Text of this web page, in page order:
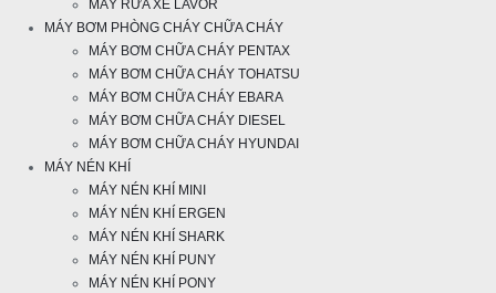
MÁY RỬA XE LAVOR
MÁY BƠM PHÒNG CHÁY CHỮA CHÁY
MÁY BƠM CHỮA CHÁY PENTAX
MÁY BƠM CHỮA CHÁY TOHATSU
MÁY BƠM CHỮA CHÁY EBARA
MÁY BƠM CHỮA CHÁY DIESEL
MÁY BƠM CHỮA CHÁY HYUNDAI
MÁY NÉN KHÍ
MÁY NÉN KHÍ MINI
MÁY NÉN KHÍ ERGEN
MÁY NÉN KHÍ SHARK
MÁY NÉN KHÍ PUNY
MÁY NÉN KHÍ PONY